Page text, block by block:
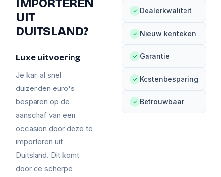
IMPORTEREN
UIT
DUITSLAND?
Luxe uitvoering
Je kan al snel
duizenden euro's
besparen op de
aanschaf van een
occasion door deze te
importeren uit
Duitsland. Dit komt
door de scherpe
✓ Dealerkwaliteit
✓ Nieuw kenteken
✓ Garantie
✓ Kostenbesparing
✓ Betrouwbaar